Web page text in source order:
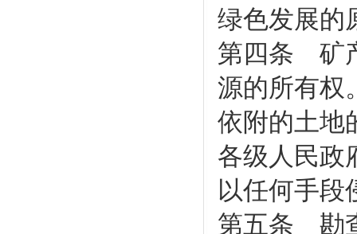
绿色发展的
第四条 矿
源的所有权
依附的土地
各级人民政
以任何手段
第五条 勘